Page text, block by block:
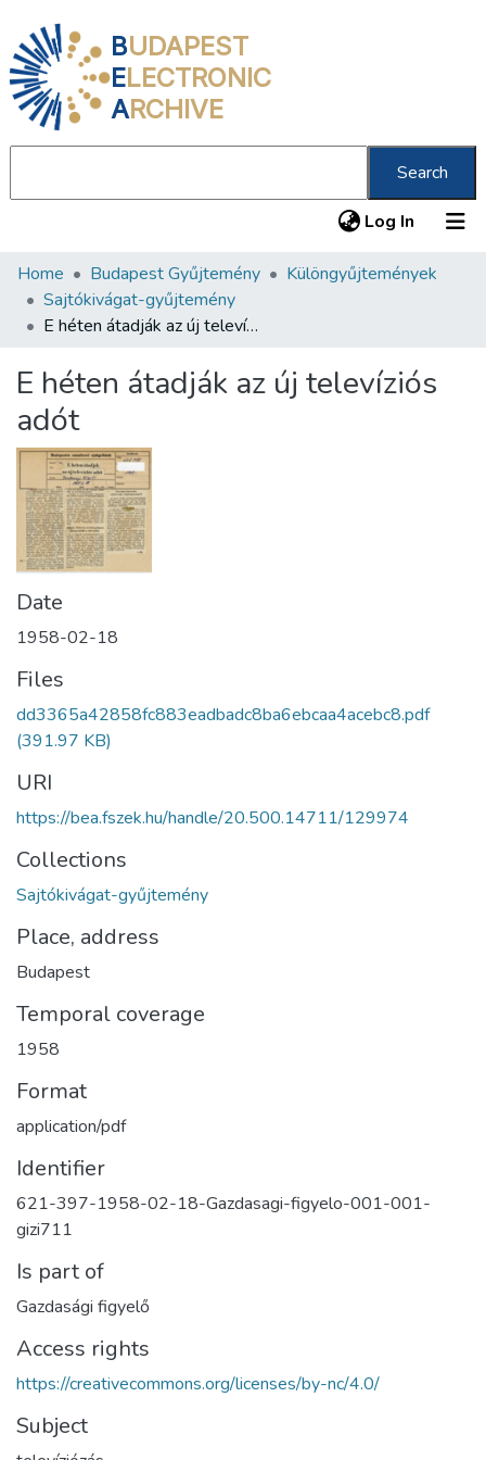
BUDAPEST
ELECTRONIC
ARCHIVE
Search
Log In (current)
Communities & Collections
All of DSpace
About us
Home Budapest Gyűjtemény
Különgyűjtemények
Sajtókivágat-gyűjtemény
E héten átadják az új televíziós adót
E héten átadják az új televíziós
adót
Date
1958-02-18
Files
dd3365a42858fc883eadbadc8ba6ebcaa4acebc8.pdf
(391.97 KB)
URI
https://bea.fszek.hu/handle/20.500.14711/129974
Collections
Sajtókivágat-gyűjtemény
Place, address
Budapest
Temporal coverage
1958
Format
application/pdf
Identifier
621-397-1958-02-18-Gazdasagi-figyelo-001-001-
gizi711
Is part of
Gazdasági figyelő
Access rights
https://creativecommons.org/licenses/by-nc/4.0/
Subject